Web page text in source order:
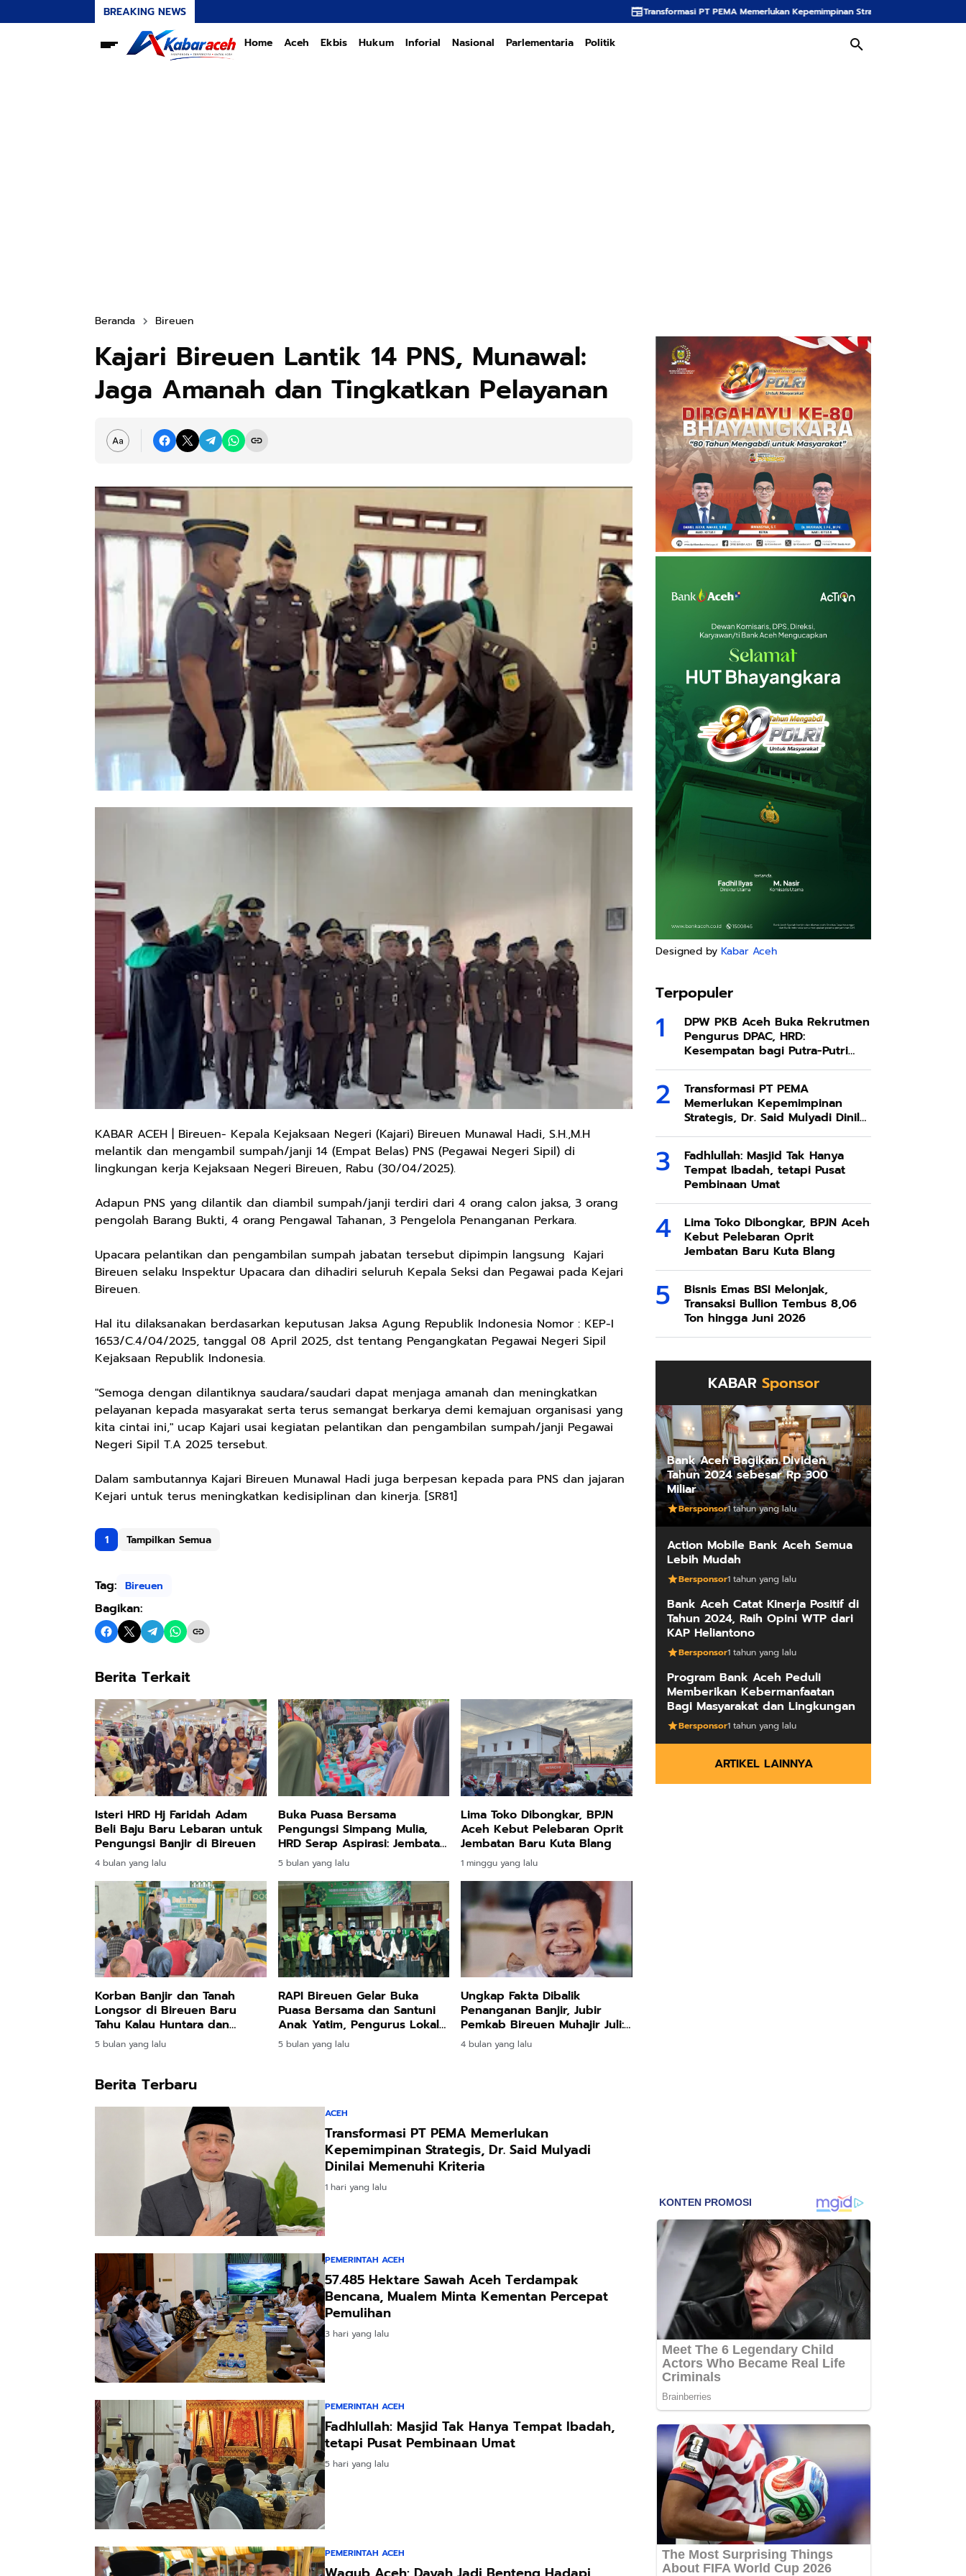
BREAKING NEWS Transformasi PT PEMA Memerlukan Kepemimpinan Strategis, Dr. Said Mulyadi Dinilai Memenuhi
Home Aceh Ekbis Hukum Inforial Nasional Parlementaria Politik
Beranda Bireuen
Kajari Bireuen Lantik 14 PNS, Munawal:
Jaga Amanah dan Tingkatkan Pelayanan
KABAR ACEH | Bireuen- Kepala Kejaksaan Negeri (Kajari) Bireuen Munawal Hadi, S.H.,M.H
melantik dan mengambil sumpah/janji 14 (Empat Belas) PNS (Pegawai Negeri Sipil) di
lingkungan kerja Kejaksaan Negeri Bireuen, Rabu (30/04/2025).
Adapun PNS yang dilantik dan diambil sumpah/janji terdiri dari 4 orang calon jaksa, 3 orang
pengolah Barang Bukti, 4 orang Pengawal Tahanan, 3 Pengelola Penanganan Perkara.
Upacara pelantikan dan pengambilan sumpah jabatan tersebut dipimpin langsung Kajari
Bireuen selaku Inspektur Upacara dan dihadiri seluruh Kepala Seksi dan Pegawai pada Kejari
Bireuen.
Hal itu dilaksanakan berdasarkan keputusan Jaksa Agung Republik Indonesia Nomor : KEP-I
1653/C.4/04/2025, tanggal 08 April 2025, dst tentang Pengangkatan Pegawai Negeri Sipil
Kejaksaan Republik Indonesia.
"Semoga dengan dilantiknya saudara/saudari dapat menjaga amanah dan meningkatkan
pelayanan kepada masyarakat serta terus semangat berkarya demi kemajuan organisasi yang
kita cintai ini," ucap Kajari usai kegiatan pelantikan dan pengambilan sumpah/janji Pegawai
Negeri Sipil T.A 2025 tersebut.
Dalam sambutannya Kajari Bireuen Munawal Hadi juga berpesan kepada para PNS dan jajaran
Kejari untuk terus meningkatkan kedisiplinan dan kinerja. [SR81]
1 Tampilkan Semua
Tag: Bireuen
Bagikan:
Berita Terkait
Isteri HRD Hj Faridah Adam
Beli Baju Baru Lebaran untuk
Pengungsi Banjir di Bireuen
4 bulan yang lalu
Buka Puasa Bersama
Pengungsi Simpang Mulia,
HRD Serap Aspirasi: Jembatan
Gantung dan Jalan Jadi
Prioritas
5 bulan yang lalu
Lima Toko Dibongkar, BPJN
Aceh Kebut Pelebaran Oprit
Jembatan Baru Kuta Blang
1 minggu yang lalu
Korban Banjir dan Tanah
Longsor di Bireuen Baru
Tahu Kalau Huntara dan
Huntap Hak Mereka
5 bulan yang lalu
RAPI Bireuen Gelar Buka
Puasa Bersama dan Santuni
Anak Yatim, Pengurus Lokal
Jeunieb–Pandrah Dikukuhkan
5 bulan yang lalu
Ungkap Fakta Dibalik
Penanganan Banjir, Jubir
Pemkab Bireuen Muhajir Juli:
Silahkan Uji melalui Class
Action
4 bulan yang lalu
Berita Terbaru
ACEH
Transformasi PT PEMA Memerlukan
Kepemimpinan Strategis, Dr. Said Mulyadi
Dinilai Memenuhi Kriteria
1 hari yang lalu
PEMERINTAH ACEH
57.485 Hektare Sawah Aceh Terdampak
Bencana, Mualem Minta Kementan Percepat
Pemulihan
3 hari yang lalu
PEMERINTAH ACEH
Fadhlullah: Masjid Tak Hanya Tempat Ibadah,
tetapi Pusat Pembinaan Umat
5 hari yang lalu
PEMERINTAH ACEH
Designed by Kabar Aceh
Terpopuler
DPW PKB Aceh Buka Rekrutmen
Pengurus DPAC, HRD:
Kesempatan bagi Putra-Putri
Terbaik Aceh
Transformasi PT PEMA
Memerlukan Kepemimpinan
Strategis, Dr. Said Mulyadi Dinilai
Memenuhi Kriteria
Fadhlullah: Masjid Tak Hanya
Tempat Ibadah, tetapi Pusat
Pembinaan Umat
Lima Toko Dibongkar, BPJN Aceh
Kebut Pelebaran Oprit
Jembatan Baru Kuta Blang
Bisnis Emas BSI Melonjak,
Transaksi Bullion Tembus 8,06
Ton hingga Juni 2026
KABAR Sponsor
Bank Aceh Bagikan Dividen
Tahun 2024 sebesar Rp 300
Miliar
Bersponsor1 tahun yang lalu
Action Mobile Bank Aceh Semua
Lebih Mudah
Bersponsor1 tahun yang lalu
Bank Aceh Catat Kinerja Positif di
Tahun 2024, Raih Opini WTP dari
KAP Heliantono
Bersponsor1 tahun yang lalu
Program Bank Aceh Peduli
Memberikan Kebermanfaatan
Bagi Masyarakat dan Lingkungan
Bersponsor1 tahun yang lalu
ARTIKEL LAINNYA